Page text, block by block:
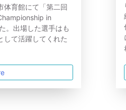
体育館にて「第二回
in
。出場した選手はも
して活躍してくれた